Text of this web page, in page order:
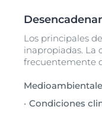
Los principales
inapropiadas. La
frecuentemente
Condiciones